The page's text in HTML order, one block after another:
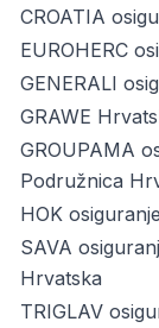
CROATIA
EUROHERC
GENERALI
GRAWE
GROUPAMA
Podružnica
HOK
SAVA
Hrvatska
TRIGLAV